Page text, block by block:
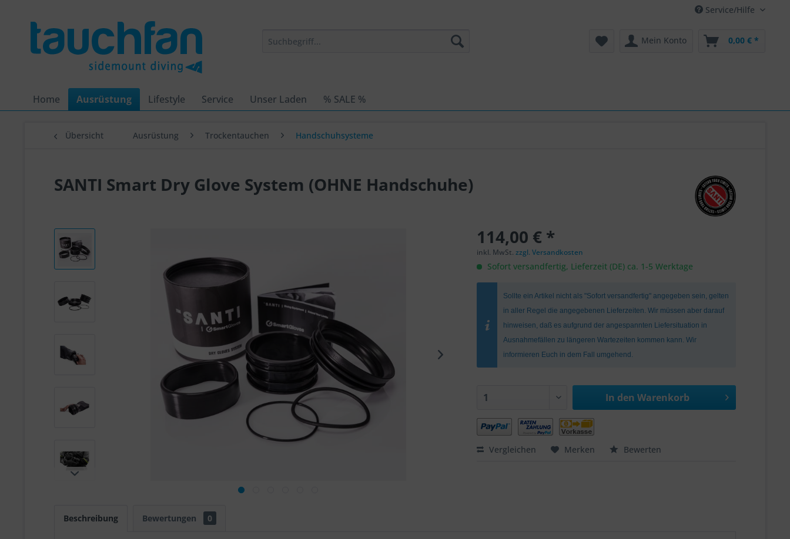
Service/Hilfe
Mein Konto 0,00 € *
Home Ausrüstung Lifestyle Service Unser Laden % SALE %
Übersicht Ausrüstung Trockentauchen Handschuhsysteme
SANTI Smart Dry Glove System (OHNE Handschuhe)
114,00 € *
inkl. MwSt.zzgl. Versandkosten
Sofort versandfertig, Lieferzeit (DE) ca. 1-5 Werktage
Sollte ein Artikel nicht als "Sofort versandfertig" angegeben sein, gelten
in aller Regel die angegebenen Lieferzeiten. Wir müssen aber darauf
hinweisen, daß es aufgrund der angespannten Liefersituation in
Ausnahmefällen zu längeren Wartezeiten kommen kann. Wir
informieren Euch in dem Fall umgehend.
In den Warenkorb
Vergleichen Merken Bewerten
Beschreibung Bewertungen 0